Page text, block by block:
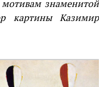
знаменитой
картины Казимир